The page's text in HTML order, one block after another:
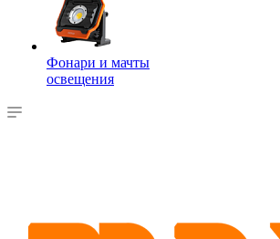
Фонари и мачты
освещения